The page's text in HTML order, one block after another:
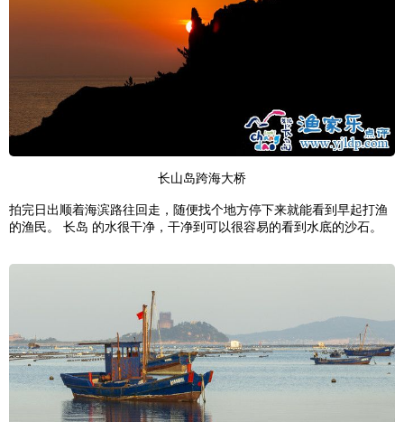
长山岛跨海大桥
拍完日出顺着海滨路往回走，随便找个地方停下来就能看到早起打渔
的渔民。 长岛 的水很干净，干净到可以很容易的看到水底的沙石。